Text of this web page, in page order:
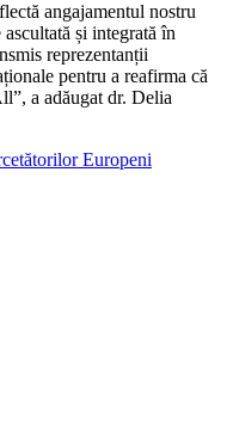
angajamentul nostru
și integrată în
reprezentanții
pentru a reafirma că
a adăugat dr. Delia
Europeni